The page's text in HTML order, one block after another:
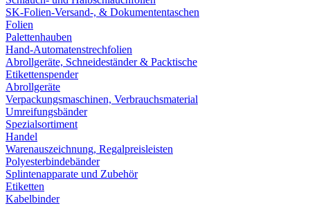
SK-Folien-Versand-, & Dokumententaschen
Folien
Palettenhauben
Hand-Automatenstrechfolien
Abrollgeräte, Schneideständer & Packtische
Etikettenspender
Abrollgeräte
Verpackungsmaschinen, Verbrauchsmaterial
Umreifungsbänder
Spezialsortiment
Handel
Warenauszeichnung, Regalpreisleisten
Polyesterbindebänder
Splintenapparate und Zubehör
Etiketten
Kabelbinder